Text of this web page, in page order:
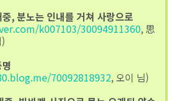
, 분노는 인내를 거쳐 사랑으로
k007103/30094911360, 思
70092818932, 오이 님)